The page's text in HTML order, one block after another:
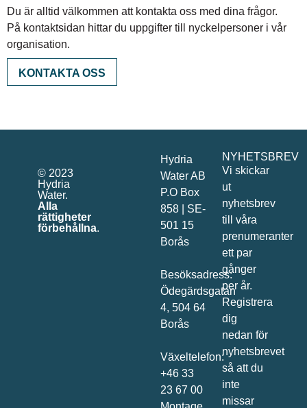
Du är alltid välkommen att kontakta oss med dina frågor.
På kontaktsidan hittar du uppgifter till nyckelpersoner i vår
organisation.
KONTAKTA OSS
© 2023
Hydria
Water.
Alla
rättigheter
förbehållna.
Hydria
Water AB
P.O Box
858 | SE-
501 15
Borås
Besöksadress:
Ödegärdsgatan
4, 504 64
Borås
Växeltelefon:
+46 33
23 67 00
NYHETSBREV
Vi skickar
ut
nyhetsbrev
till våra
prenumeranter
ett par
gånger
per år.
Registrera
dig
nedan för
nyhetsbrevet
så att du
inte
missar